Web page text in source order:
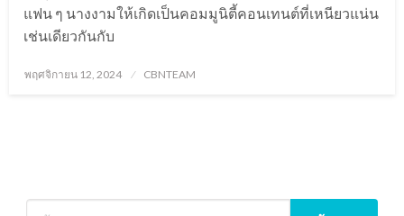
แฟน ๆ นางงามให้เกิดเป็นคอมมูนิตี้คอนเทนต์ที่เหนียวแน่น
เช่นเดียวกันกับ
Posted
พฤศจิกายน 12, 2024 CBNTEAM